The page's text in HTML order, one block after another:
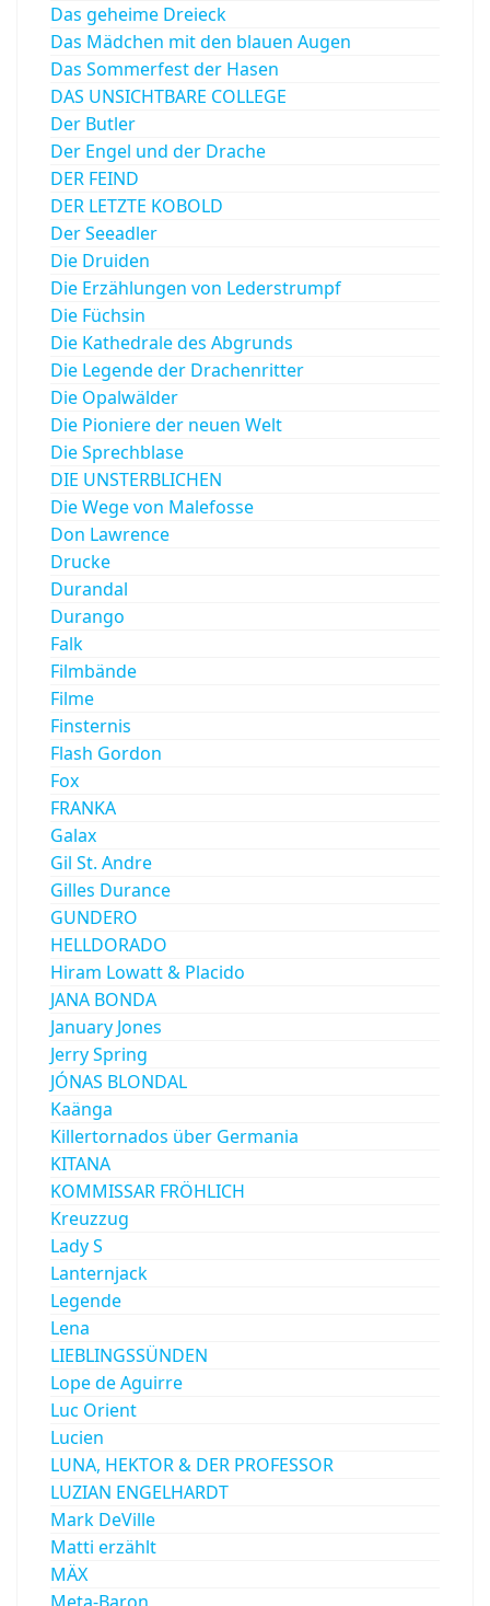
Das geheime Dreieck
Das Mädchen mit den blauen Augen
Das Sommerfest der Hasen
DAS UNSICHTBARE COLLEGE
Der Butler
Der Engel und der Drache
DER FEIND
DER LETZTE KOBOLD
Der Seeadler
Die Druiden
Die Erzählungen von Lederstrumpf
Die Füchsin
Die Kathedrale des Abgrunds
Die Legende der Drachenritter
Die Opalwälder
Die Pioniere der neuen Welt
Die Sprechblase
DIE UNSTERBLICHEN
Die Wege von Malefosse
Don Lawrence
Drucke
Durandal
Durango
Falk
Filmbände
Filme
Finsternis
Flash Gordon
Fox
FRANKA
Galax
Gil St. Andre
Gilles Durance
GUNDERO
HELLDORADO
Hiram Lowatt & Placido
JANA BONDA
January Jones
Jerry Spring
JÓNAS BLONDAL
Kaänga
Killertornados über Germania
KITANA
KOMMISSAR FRÖHLICH
Kreuzzug
Lady S
Lanternjack
Legende
Lena
LIEBLINGSSÜNDEN
Lope de Aguirre
Luc Orient
Lucien
LUNA, HEKTOR & DER PROFESSOR
LUZIAN ENGELHARDT
Mark DeVille
Matti erzählt
MÄX